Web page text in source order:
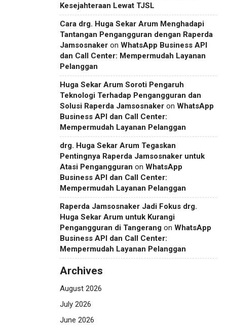
Kesejahteraan Lewat TJSL
Cara drg. Huga Sekar Arum Menghadapi
Tantangan Pengangguran dengan Raperda
Jamsosnaker on WhatsApp Business API
dan Call Center: Mempermudah Layanan
Pelanggan
Huga Sekar Arum Soroti Pengaruh
Teknologi Terhadap Pengangguran dan
Solusi Raperda Jamsosnaker on WhatsApp
Business API dan Call Center:
Mempermudah Layanan Pelanggan
drg. Huga Sekar Arum Tegaskan
Pentingnya Raperda Jamsosnaker untuk
Atasi Pengangguran on WhatsApp
Business API dan Call Center:
Mempermudah Layanan Pelanggan
Raperda Jamsosnaker Jadi Fokus drg.
Huga Sekar Arum untuk Kurangi
Pengangguran di Tangerang on WhatsApp
Business API dan Call Center:
Mempermudah Layanan Pelanggan
Archives
August 2026
July 2026
June 2026